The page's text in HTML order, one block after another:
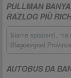
PULLMAN
RAZLOG PIÙ
Siamo spiacenti, ma
Blagoevgrad
AUTOBUS DA